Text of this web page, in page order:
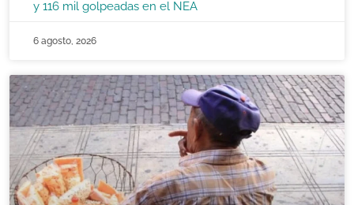
y 116 mil golpeadas en el NEA
6 agosto, 2026